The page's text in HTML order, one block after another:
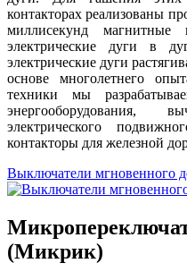
контакторах реализованы
миллисекунд
электрические дуги в
электрические дуги
основе многолетнего
техники мы
энергооборудования,
электрического
контакторы для железной
Выключатели мгновенного
(Микрик)